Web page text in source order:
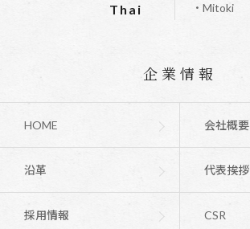
Thai ・Mitoki
企業情報
HOME 会社概要
沿革 代表挨拶
採用情報 CSR